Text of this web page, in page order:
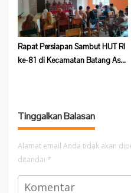
Rapat Persiapan Sambut HUT RI
ke-81 di Kecamatan Batang Asai
Tinggalkan Balasan
Alamat email Anda tidak akan
ditandai *